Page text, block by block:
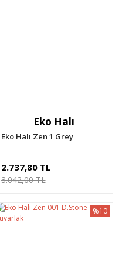
Eko Halı
Eko Halı Zen 1 Grey
2.737,80 TL
3.042,00 TL
%10